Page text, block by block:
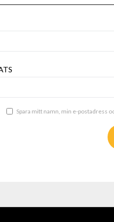
Spara mitt namn, min e-postadress